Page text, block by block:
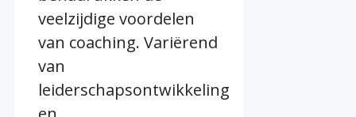
veelzijdige voordelen
van coaching. Variërend
van
leiderschapsontwikkeling